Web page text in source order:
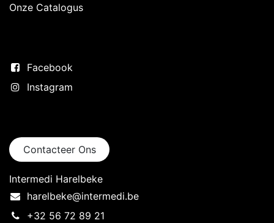
Onze Catalogus
Facebook
Instagram
Contacteer Ons
Intermedi Harelbeke
harelbeke@intermedi.be
+32 56 72 89 21